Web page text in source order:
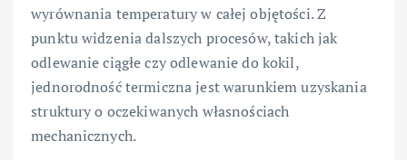
wyrównania temperatury w całej objętości. Z
punktu widzenia dalszych procesów, takich jak
odlewanie ciągłe czy odlewanie do kokil,
jednorodność termiczna jest warunkiem uzyskania
struktury o oczekiwanych własnościach
mechanicznych.